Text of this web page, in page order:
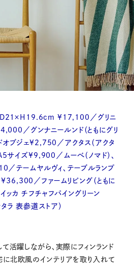
¥17,100／グリニ
／グンナニールンド（ともにグリ
オブジェ¥2,750／アクタス（アクタ
サイズ¥9,900／ムーべ（ノマド）、
／テームヤルヴィ、テーブルランプ
／ファームリビング（ともに
イッカ チフチャフパイングリーン
ラ 表参道ストア）
て活躍しながら、実際にフィンランド
に北欧風のインテリアを取り入れて